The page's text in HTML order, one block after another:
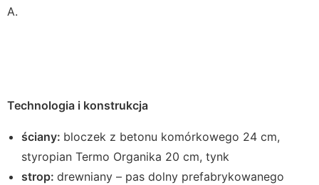
A.
Technologia i konstrukcja
ściany: bloczek z betonu komórkowego 24 cm,
styropian Termo Organika 20 cm, tynk
strop: drewniany – pas dolny prefabrykowanego